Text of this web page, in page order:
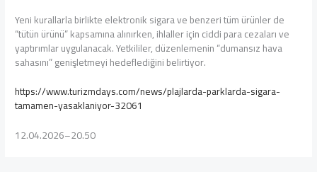
Yeni kurallarla birlikte elektronik sigara ve benzeri tüm ürünler de
“tütün ürünü” kapsamına alınırken, ihlaller için ciddi para cezaları ve
yaptırımlar uygulanacak. Yetkililer, düzenlemenin “dumansız hava
sahasını” genişletmeyi hedeflediğini belirtiyor.
https://www.turizmdays.com/news/plajlarda-parklarda-sigara-
tamamen-yasaklaniyor-32061
12.04.2026–20.50